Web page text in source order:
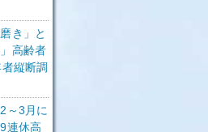
き」と
高齢者
縦断調
～3月に
連休高